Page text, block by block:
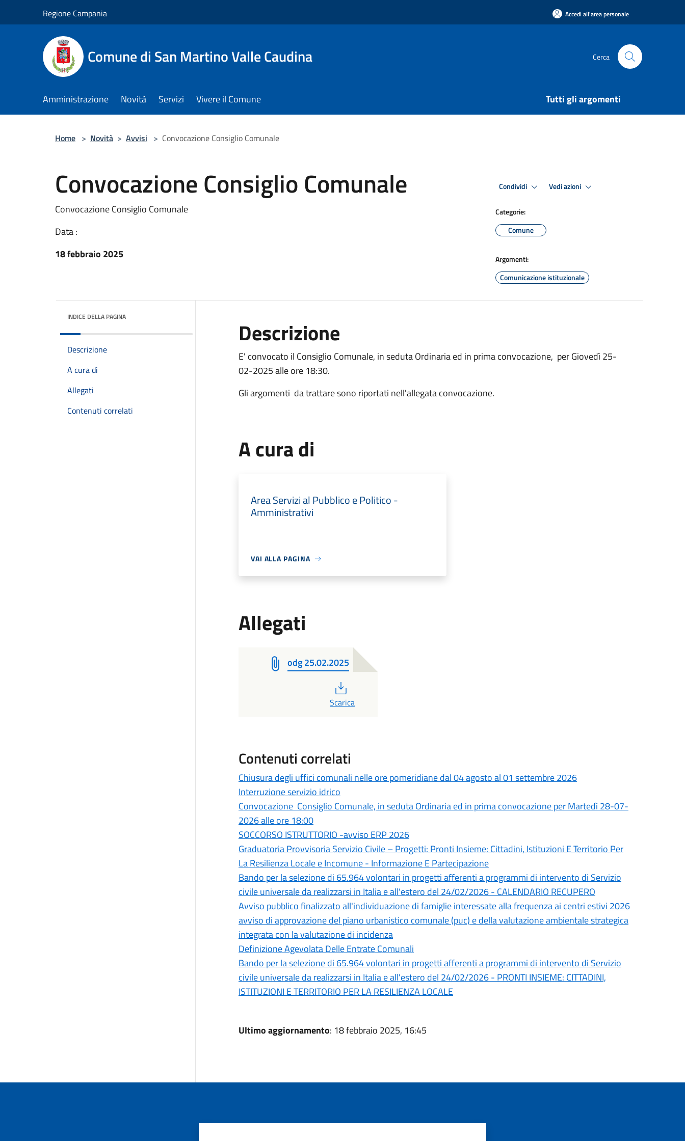
Regione Campania Accedi all'area personale
Comune di San Martino Valle Caudina Cerca
Amministrazione Novità Servizi Vivere il Comune Tutti gli argomenti
Home > Novità > Avvisi > Convocazione Consiglio Comunale
Convocazione Consiglio Comunale
Convocazione Consiglio Comunale
Data :
18 febbraio 2025
Condividi Vedi azioni
Categorie:
Comune
Argomenti:
Comunicazione istituzionale
INDICE DELLA PAGINA
Descrizione
A cura di
Allegati
Contenuti correlati
Descrizione
E' convocato il Consiglio Comunale, in seduta Ordinaria ed in prima convocazione, per Giovedì 25-
02-2025 alle ore 18:30.
Gli argomenti da trattare sono riportati nell'allegata convocazione.
A cura di
Area Servizi al Pubblico e Politico -
Amministrativi
VAI ALLA PAGINA
Allegati
odg 25.02.2025
Scarica
Contenuti correlati
Chiusura degli uffici comunali nelle ore pomeridiane dal 04 agosto al 01 settembre 2026
Interruzione servizio idrico
Convocazione Consiglio Comunale, in seduta Ordinaria ed in prima convocazione per Martedì 28-07-
2026 alle ore 18:00
SOCCORSO ISTRUTTORIO -avviso ERP 2026
Graduatoria Provvisoria Servizio Civile – Progetti: Pronti Insieme: Cittadini, Istituzioni E Territorio Per
La Resilienza Locale e Incomune - Informazione E Partecipazione
Bando per la selezione di 65.964 volontari in progetti afferenti a programmi di intervento di Servizio
civile universale da realizzarsi in Italia e all'estero del 24/02/2026 - CALENDARIO RECUPERO
Avviso pubblico finalizzato all'individuazione di famiglie interessate alla frequenza ai centri estivi 2026
avviso di approvazione del piano urbanistico comunale (puc) e della valutazione ambientale strategica
integrata con la valutazione di incidenza
Definizione Agevolata Delle Entrate Comunali
Bando per la selezione di 65.964 volontari in progetti afferenti a programmi di intervento di Servizio
civile universale da realizzarsi in Italia e all'estero del 24/02/2026 - PRONTI INSIEME: CITTADINI,
ISTITUZIONI E TERRITORIO PER LA RESILIENZA LOCALE
Ultimo aggiornamento: 18 febbraio 2025, 16:45